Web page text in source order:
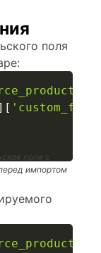
поля
[
поле с
импортом